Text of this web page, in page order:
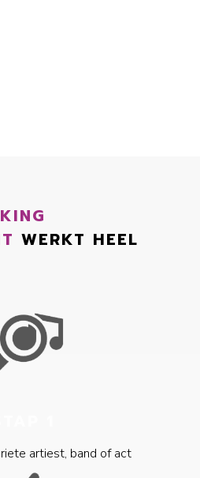
WERKT HEEL
artiest, band of act